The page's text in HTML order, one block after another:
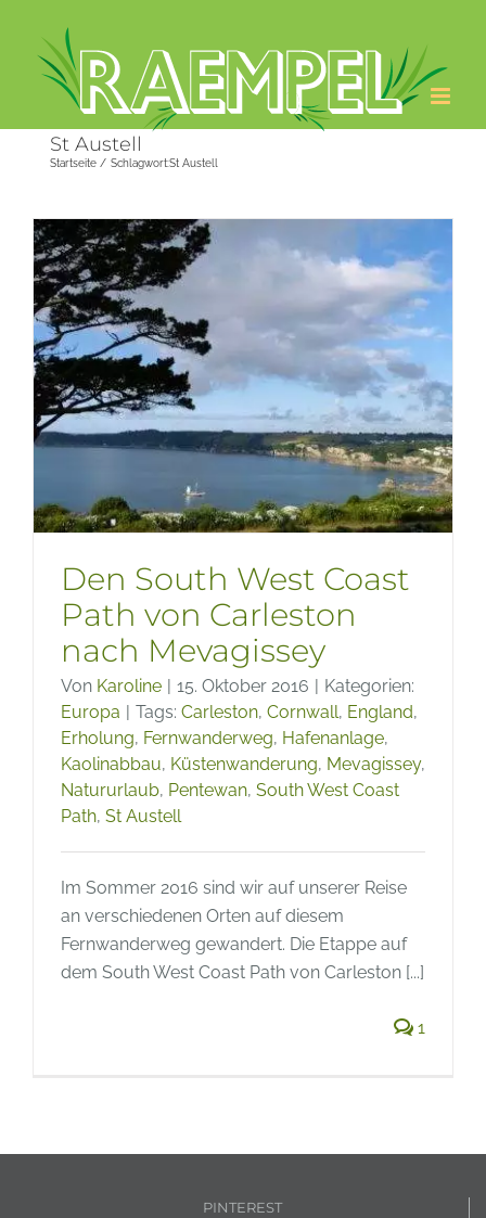
springen
St Austell
Startseite Schlagwort:St Austell
Den South West Coast
Path von Carleston
nach Mevagissey
Von Karoline 15. Oktober 2016
Kategorien:
Europa
Tags: Carleston, Cornwall, England,
Erholung, Fernwanderweg, Hafenanlage,
Kaolinabbau, Küstenwanderung, Mevagissey,
Natururlaub, Pentewan, South West Coast
Path, St Austell
Im Sommer 2016 sind wir auf unserer Reise
an verschiedenen Orten auf diesem
Fernwanderweg gewandert. Die Etappe auf
dem South West Coast Path von Carleston [...]
1
PINTEREST